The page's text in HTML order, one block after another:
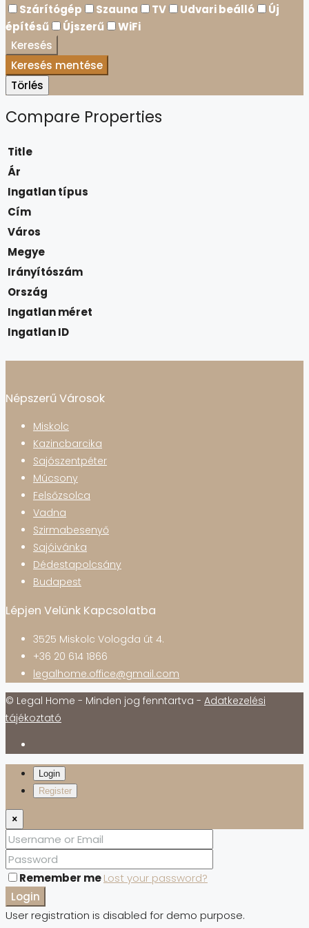
Szárítógép
Szauna TV Udvari beálló
Új
építésű
Újszerű
WiFi
Keresés
Keresés mentése
Törlés
Compare Properties
Title
Ár
Ingatlan típus
Cím
Város
Megye
Irányítószám
Ország
Ingatlan méret
Ingatlan ID
Népszerű Városok
Miskolc
Kazincbarcika
Sajószentpéter
Múcsony
Felsőzsolca
Vadna
Szirmabesenyő
Sajóivánka
Dédestapolcsány
Budapest
Lépjen Velünk Kapcsolatba
3525 Miskolc Vologda út 4.
+36 20 614 1866
legalhome.office@gmail.com
© Legal Home - Minden jog fenntartva - Adatkezelési
tájékoztató
Login
Register
×
Remember meLost your password?
Login
User registration is disabled for demo purpose.